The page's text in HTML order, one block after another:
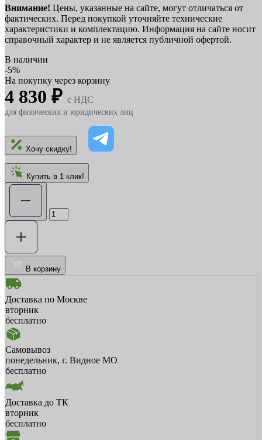
Внимание! Цены, указанные на сайте, могут отличаться от
фактических. Перед покупкой уточняйте технические
характеристики и комплектацию. Информация на сайте носит
справочный характер и не является публичной офертой.
В наличии
-5%
На покупку через корзину
4 830 ₽ c НДС
для физических и юридических лиц
Хочу скидку!
Купить в 1 клик!
В корзину
Доставка по Москве
вторник
бесплатно
Самовывоз
понедельник, г. Видное МО
бесплатно
Доставка до ТК
вторник
бесплатно